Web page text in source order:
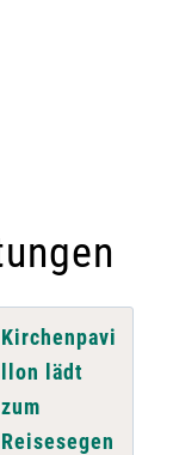
Kirchenpavi
llon lädt
zum
Reisesegen